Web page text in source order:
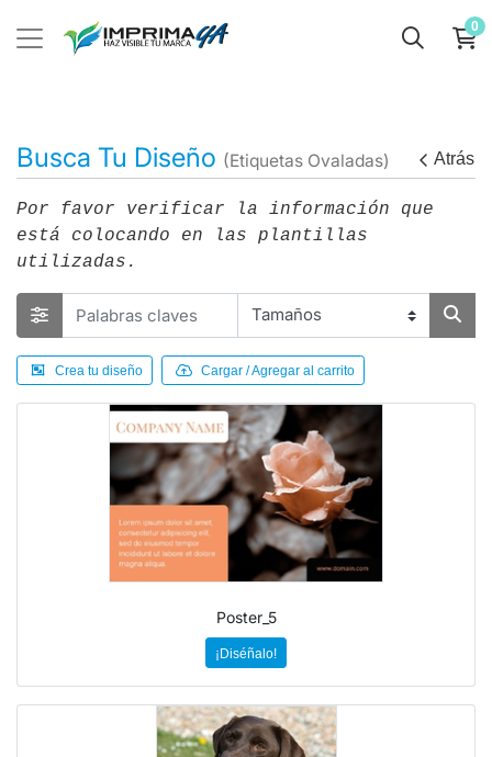
0
Busca Tu Diseño (Etiquetas Ovaladas) Atrás
Por favor verificar la información que
está colocando en las plantillas
utilizadas.
Crea tu diseño Cargar / Agregar al carrito
Poster_5
¡Diséñalo!